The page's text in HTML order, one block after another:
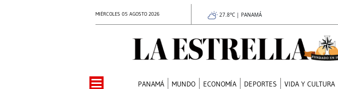
MIÉRCOLES 05 AGOSTO 2026 27.8°C | PANAMÁ
PANAMÁ MUNDO ECONOMÍA DEPORTES VIDA Y CULTURA